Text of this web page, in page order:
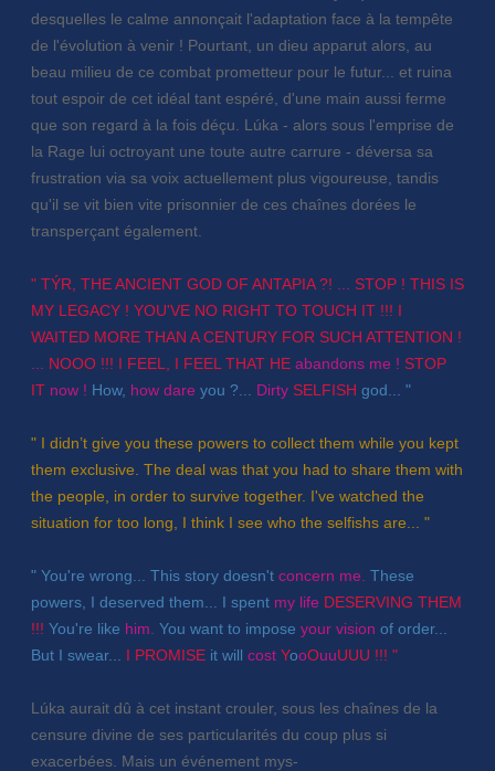
desquelles le calme annonçait l'adaptation face à la tempête
de l'évolution à venir ! Pourtant, un dieu apparut alors, au
beau milieu de ce combat prometteur pour le futur... et ruina
tout espoir de cet idéal tant espéré, d'une main aussi ferme
que son regard à la fois déçu. Lúka - alors sous l'emprise de
la Rage lui octroyant une toute autre carrure - déversa sa
frustration via sa voix actuellement plus vigoureuse, tandis
qu'il se vit bien vite prisonnier de ces chaînes dorées le
transperçant également.
" TÝR, THE ANCIENT GOD OF ANTAPIA ?!
STOP ! THIS IS
MY LEGACY ! YOU'VE NO RIGHT TO TOUCH IT !!! I
WAITED MORE THAN A CENTURY FOR SUCH ATTENTION !
NOOO !!! I FEEL, I FEEL THAT HE abandons me ! STOP
IT now ! How, how dare you ?... Dirty SELFISH god... "
" I didn’t give you these powers to collect them while you kept
them exclusive. The deal was that you had to share them with
the people, in order to survive together. I've watched the
situation for too long, I think I see who the selfishs are... "
" You're wrong... This story doesn't concern me. These
powers, I deserved them... I spent my life DESERVING THEM
!!! You're like him. You want to impose your vision of order...
But I swear... I PROMISE it will cost YooOuuUUU !!! "
Lúka aurait dû à cet instant crouler, sous les chaînes de la
censure divine de ses particularités du coup plus si
exacerbées. Mais un événement mys-